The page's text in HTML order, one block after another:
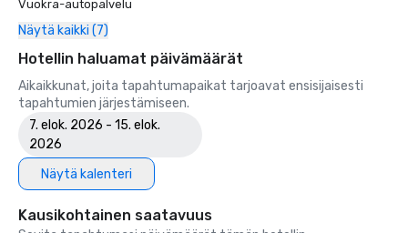
2023
•	Conde Nast Traveller Top Hotel
Vuokra-autopalvelu
Näytä kaikki (7)
Hotellin haluamat päivämäärät
Aikaikkunat, joita tapahtumapaikat tarjoavat ensisijaisesti
tapahtumien järjestämiseen.
7. elok. 2026 - 15. elok.
2026
Näytä kalenteri
Kausikohtainen saatavuus